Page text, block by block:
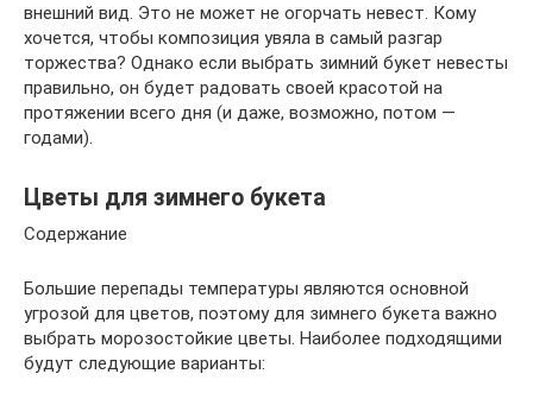
внешний вид. Это не может не огорчать невест. Кому
хочется, чтобы композиция увяла в самый разгар
торжества? Однако если выбрать зимний букет невесты
правильно, он будет радовать своей красотой на
протяжении всего дня (и даже, возможно, потом —
годами).
Цветы для зимнего букета
Содержание
Большие перепады температуры являются основной
угрозой для цветов, поэтому для зимнего букета важно
выбрать морозостойкие цветы. Наиболее подходящими
будут следующие варианты: